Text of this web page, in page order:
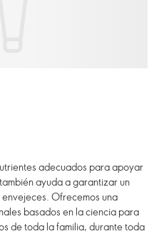
adecuados para apoyar
ayuda a garantizar un
Ofrecemos una
basados en la ciencia para
de toda la familia, durante toda